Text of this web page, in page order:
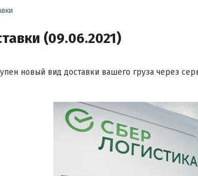
(09.06.2021)
новый вид доставки вашего груза через